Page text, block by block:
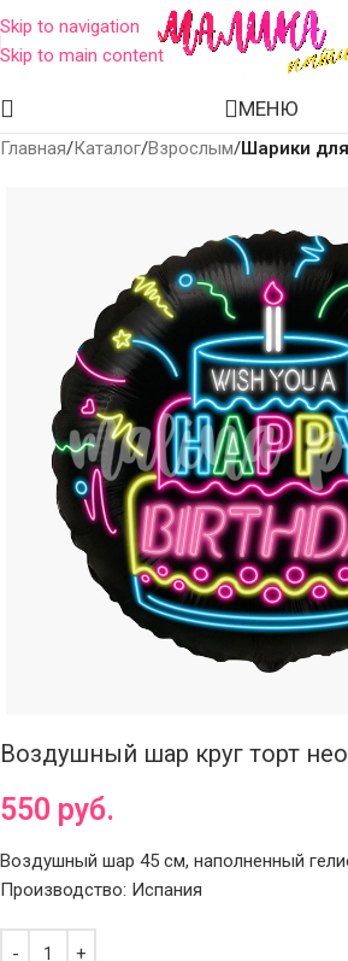
Skip to navigation
Skip to main content
МЕНЮ
Главная Каталог Взрослым Шарики
Воздушный шар круг торт
550 руб.
Воздушный шар 45 см, наполненный
Производство: Испания